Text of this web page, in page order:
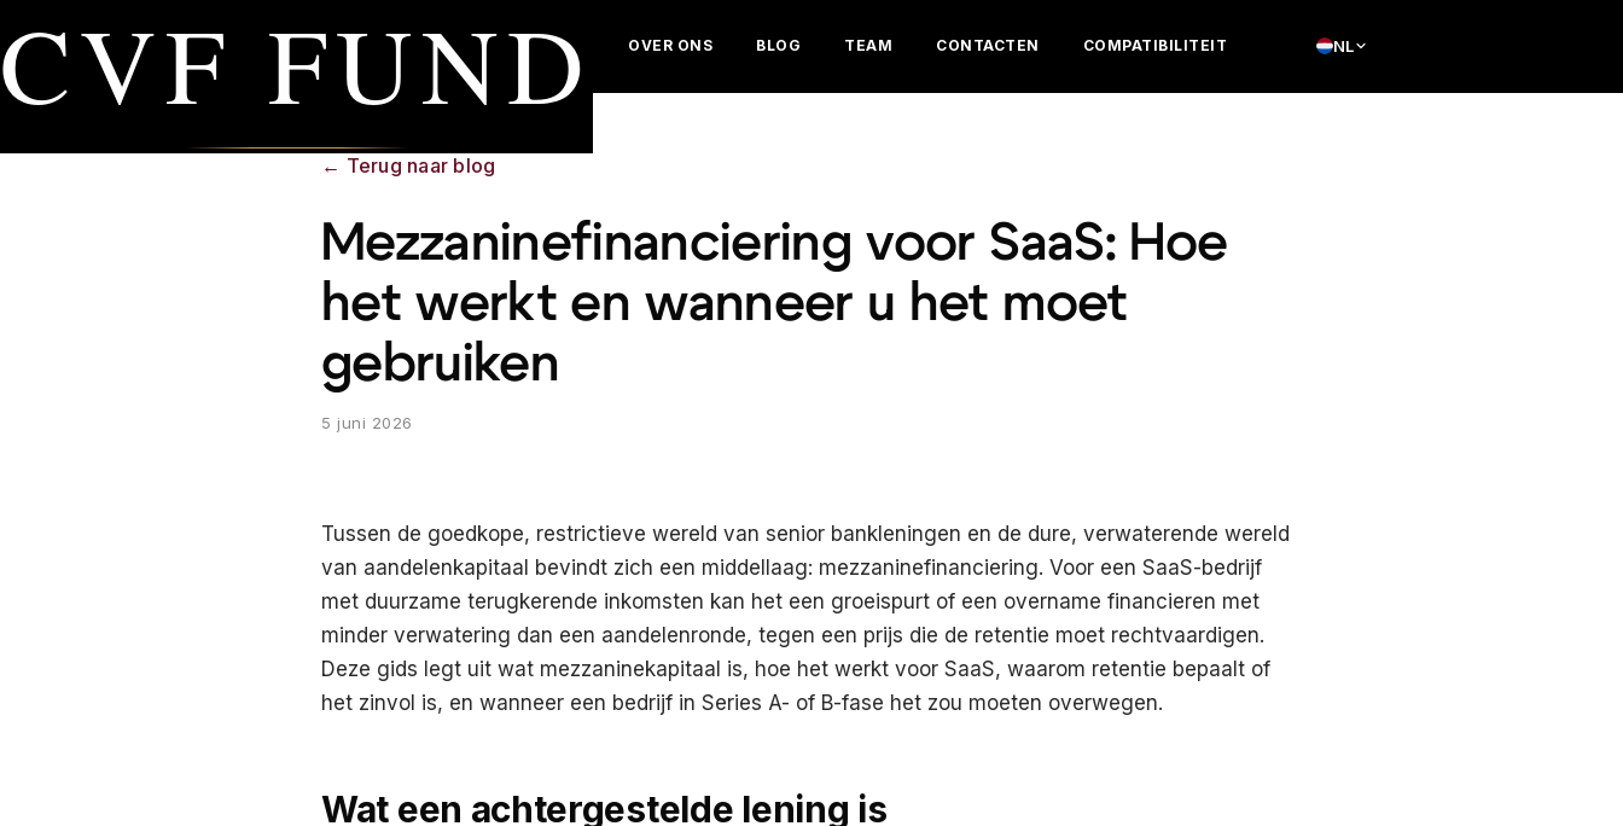
CVF FUND NL
OVER ONS BLOG TEAM CONTACTEN COMPATIBILITEIT
← Terug naar blog
Mezzaninefinanciering voor SaaS: Hoe
het werkt en wanneer u het moet
gebruiken
5 juni 2026
Tussen de goedkope, restrictieve wereld van senior bankleningen en de dure, verwaterende wereld
van aandelenkapitaal bevindt zich een middellaag: mezzaninefinanciering. Voor een SaaS-bedrijf
met duurzame terugkerende inkomsten kan het een groeispurt of een overname financieren met
minder verwatering dan een aandelenronde, tegen een prijs die de retentie moet rechtvaardigen.
Deze gids legt uit wat mezzaninekapitaal is, hoe het werkt voor SaaS, waarom retentie bepaalt of
het zinvol is, en wanneer een bedrijf in Series A- of B-fase het zou moeten overwegen.
Wat een achtergestelde lening is